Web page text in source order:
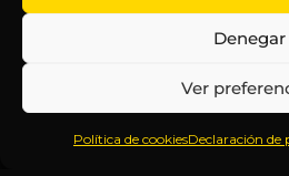
Denegar
Ver
Política de cookiesDeclaración de
Inteligencia
Anticipándonos
Inicio
Sobre
Contenido
Webinars